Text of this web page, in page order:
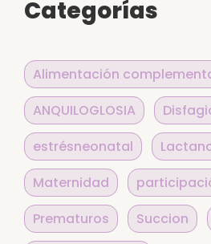
Categorías
Alimentación
ANQUILOGLOSIA
estrésneonatal
Maternidad
Prematuros
Succion